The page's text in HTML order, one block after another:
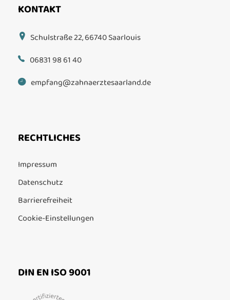
KONTAKT
Schulstraße 22, 66740 Saarlouis
06831 98 61 40
empfang@zahnaerztesaarland.de
RECHTLICHES
Impressum
Datenschutz
Barrierefreiheit
Cookie-Einstellungen
DIN EN ISO 9001